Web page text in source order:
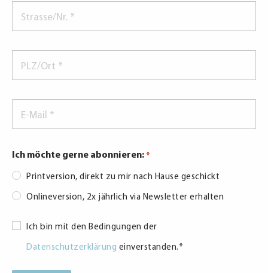
Mail
Ich möchte gerne abonnieren: *
Printversion, direkt zu mir nach Hause geschickt
Onlineversion, 2x jährlich via Newsletter erhalten
Consent
Ich bin mit den Bedingungen der
Datenschutzerklärung einverstanden. *